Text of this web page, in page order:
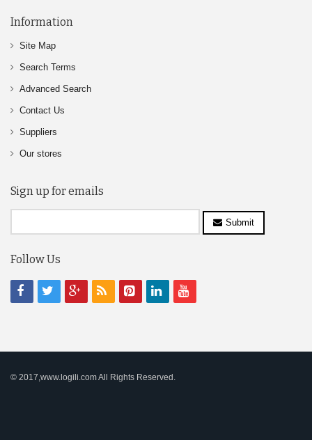
Information
Site Map
Search Terms
Advanced Search
Contact Us
Suppliers
Our stores
Sign up for emails
Submit
Follow Us
© 2017,www.logili.com All Rights Reserved.